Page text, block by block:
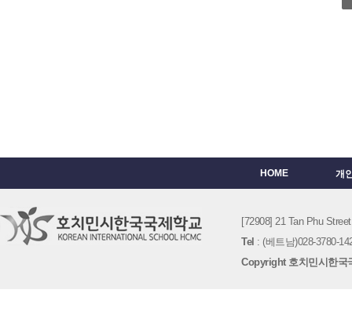
HOME 개
[72908] 21 Tan Phu
Tel : (베트남)028-3780-
Copyright 호치민시한국